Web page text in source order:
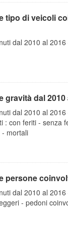
tipo di veicoli
dal 2010 al
gravità dal 2010
dal 2010 al
: con feriti - senza
mortali
persone
dal 2010 al
- pedoni